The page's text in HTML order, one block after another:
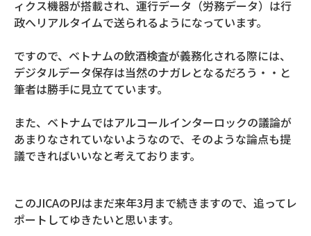
ィクス機器が搭載され、運行データ（労務データ）は行
政へリアルタイムで送られるようになっています。
ですので、ベトナムの飲酒検査が義務化される際には、
デジタルデータ保存は当然のナガレとなるだろう・・と
筆者は勝手に見立てています。
また、ベトナムではアルコールインターロックの議論が
あまりなされていないようなので、そのような論点も提
議できればいいなと考えております。
このJICAのPJはまだ来年3月まで続きますので、追ってレ
ポートしてゆきたいと思います。